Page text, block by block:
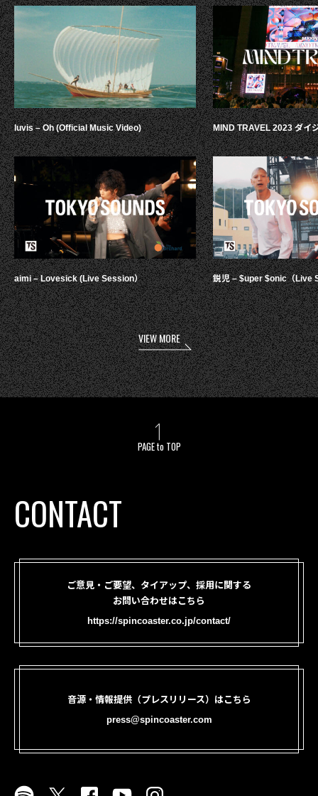
luvis – Oh (Official Music Video)
aimi – Lovesick (Live Session）
MIND TRAVEL 2023 ダイ
鋭児 – $uper $onic（Live
VIEW MORE
PAGE to TOP
CONTACT
ご意見・ご要望、タイアップ、採用に関する
お問い合わせはこちら
https://spincoaster.co.jp/contact/
音源・情報提供（プレスリリース）はこちら
press@spincoaster.com